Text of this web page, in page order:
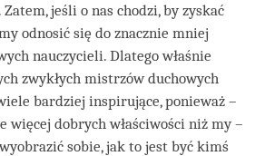
jeśli o nas chodzi, by zyskać
odnosić się do znacznie mniej
nauczycieli. Dlatego właśnie
zwykłych mistrzów duchowych
bardziej inspirujące, ponieważ –
więcej dobrych właściwości niż my –
sobie, jak to jest być kimś